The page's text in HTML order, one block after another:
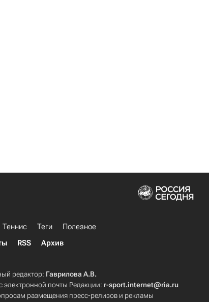
Теннис Теги
Полезное
RSS Архив
редактор: Гаврилова А.В.
электронной почты Редакции: r-sport.internet@ria.ru
размещения пресс-релизов и рекламы